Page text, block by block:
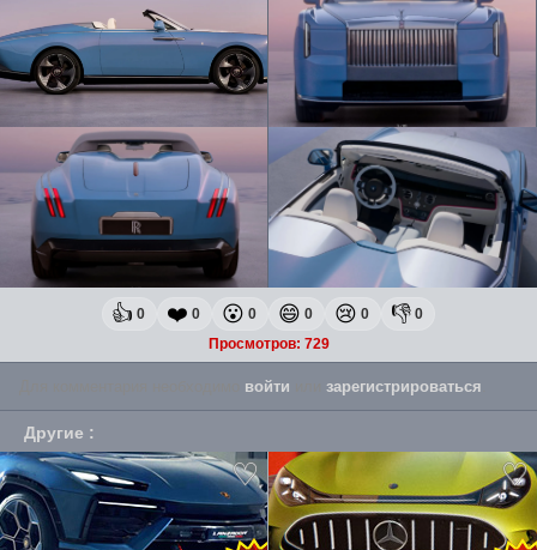
👍 0 ❤️ 0 😮 0 😄 0 😢 0 👎 0
Просмотров: 729
войти зарегистрироваться
Другие :